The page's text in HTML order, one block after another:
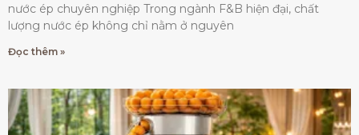
nước ép chuyên nghiệp Trong ngành F&B hiện đại, chất
lượng nước ép không chỉ nằm ở nguyên
Đọc thêm »